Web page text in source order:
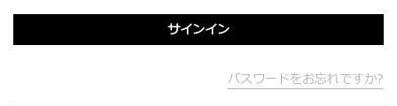
サインイン
パスワードをお忘れですか?